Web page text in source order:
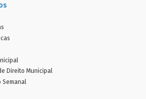
Direito Municipal
Semanal